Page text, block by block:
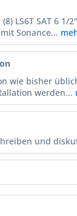
LS6T SAT 6 1/2"
Sonance...
wie bisher
werden...
und